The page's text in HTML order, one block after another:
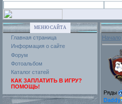
МЕНЮ САЙТА
Главная страница
Информация о сайте
Форум
Фотоальбом
Каталог статей
КАК ЗАПЛАТИТЬ В ИГРУ?
ПОМОЩЬ!
Начало
Ряды
Daddy